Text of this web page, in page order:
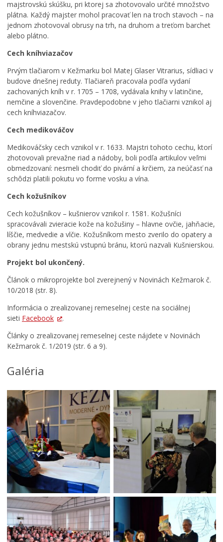
majstrovskú skúšku, pri ktorej sa zhotovovalo určité množstvo
plátna. Každý majster mohol pracovať len na troch stavoch – na
jednom zhotovoval obrusy na trh, na druhom a treťom barchet
alebo plátno.
Cech kníhviazačov
Prvým tlačiarom v Kežmarku bol Matej Glaser Vitrarius, sídliaci v
budove dnešnej reduty. Tlačiareň pracovala podľa vydaní
zachovaných kníh v r. 1705 – 1708, vydávala knihy v latinčine,
nemčine a slovenčine. Pravdepodobne v jeho tlačiarni vznikol aj
cech kníhviazačov.
Cech medikováčov
Medikováčsky cech vznikol v r. 1633. Majstri tohoto cechu, ktorí
zhotovovali prevažne riad a nádoby, boli podľa artikulov veľmi
obmedzovaní: nesmeli chodiť do pivární a krčiem, za neúčasť na
schôdzi platili pokutu vo forme vosku a vína.
Cech kožušníkov
Cech kožušníkov – kušnierov vznikol r. 1581. Kožušníci
spracovávali zvieracie kože na kožušiny – hlavne ovčie, jahňacie,
líščie, medvedie a vlčie. Kožušníkom mesto zverilo do opatery a
obrany jednu mestskú vstupnú bránu, ktorú nazvali Kušnierskou.
Projekt bol ukončený.
Článok o mikroprojekte bol zverejnený v Novinách Kežmarok č.
10/2018 (str. 8).
Informácia o zrealizovanej remeselnej ceste na sociálnej
sieti Facebook
.
Články o zrealizovanej remeselnej ceste nájdete v Novinách
Kežmarok č. 1/2019 (str. 6 a 9).
Galéria